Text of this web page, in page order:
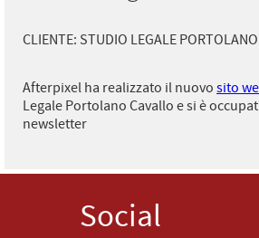
CLIENTE: STUDIO LEGALE
Afterpixel ha realizzato il nuovo sito
Legale Portolano Cavallo e si è
newsletter
Social